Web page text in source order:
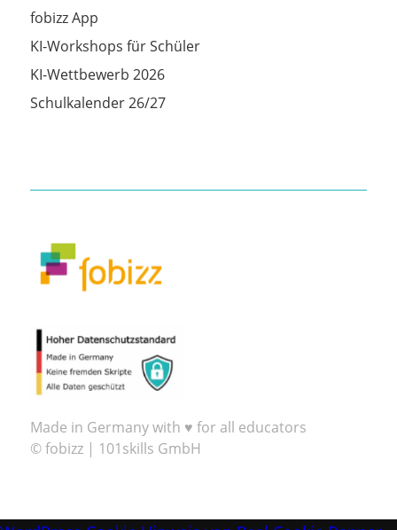
fobizz App
KI-Workshops für Schüler
KI-Wettbewerb 2026
Schulkalender 26/27
Made in Germany with ♥ for all educators
© fobizz | 101skills GmbH